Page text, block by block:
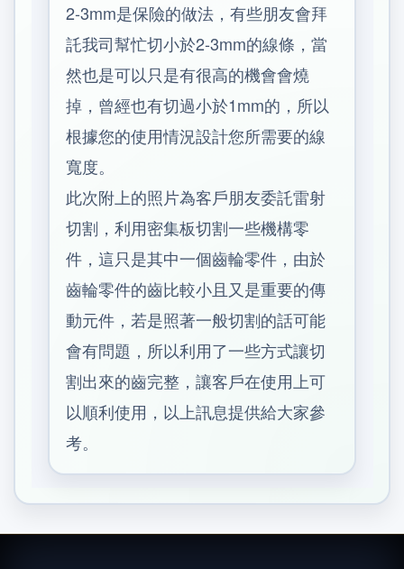
2-3mm是保險的做法，有些朋友會拜
託我司幫忙切小於2-3mm的線條，當
然也是可以只是有很高的機會會燒
掉，曾經也有切過小於1mm的，所以
根據您的使用情況設計您所需要的線
寬度。
此次附上的照片為客戶朋友委託雷射
切割，利用密集板切割一些機構零
件，這只是其中一個齒輪零件，由於
齒輪零件的齒比較小且又是重要的傳
動元件，若是照著一般切割的話可能
會有問題，所以利用了一些方式讓切
割出來的齒完整，讓客戶在使用上可
以順利使用，以上訊息提供給大家參
考。